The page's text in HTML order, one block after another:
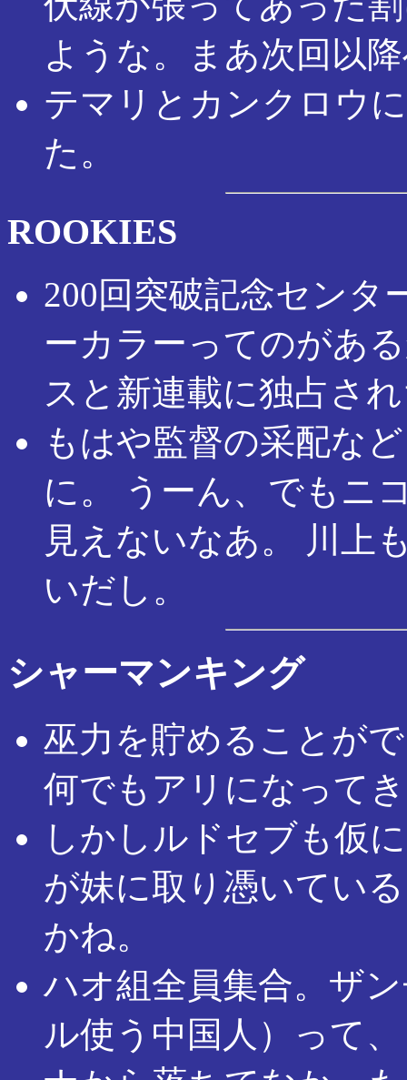
ような。まあ次回以
テマリとカンクロウ
た。
ROOKIES
200回突破記念センタ
ーカラーってのがあ
スと新連載に独占さ
もはや監督の采配な
に。 うーん、でもニ
見えないなあ。 川上
いだし。
シャーマンキング
巫力を貯めることが
何でもアリになって
しかしルドセブも仮
が妹に取り憑いてい
かね。
ハオ組全員集合。ザ
ル使う中国人）って